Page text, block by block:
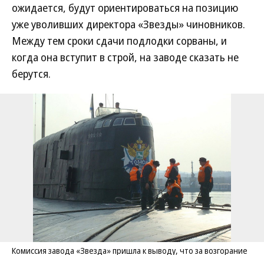
ожидается, будут ориентироваться на позицию
уже уволивших директора «Звезды» чиновников.
Между тем сроки сдачи подлодки сорваны, и
когда она вступит в строй, на заводе сказать не
берутся.
Комиссия завода «Звезда» пришла к выводу, что за возгорание